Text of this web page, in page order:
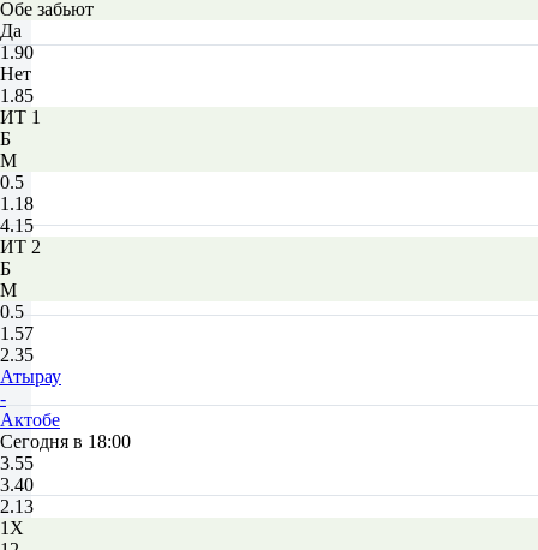
Обе забьют
Да
1.90
Нет
1.85
ИТ 1
Б
М
0.5
1.18
4.15
ИТ 2
Б
М
0.5
1.57
2.35
Атырау
-
Актобе
Сегодня в 18:00
3.55
3.40
2.13
1X